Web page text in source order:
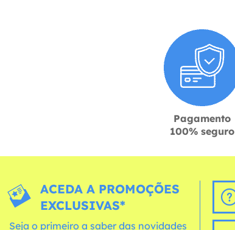
Pagamento
100% seguro
ACEDA A PROMOÇÕES
EXCLUSIVAS*
Seja o primeiro a saber das novidades